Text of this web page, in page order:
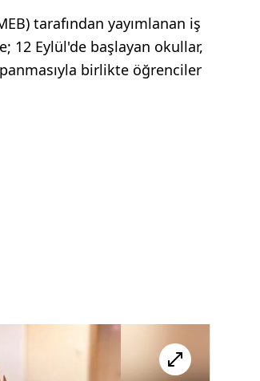
tarafından yayımlanan iş
12 Eylül'de başlayan okullar,
birlikte öğrenciler